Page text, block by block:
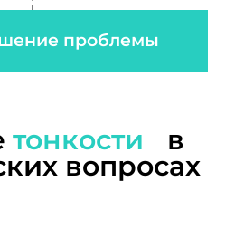
проблемы
тонкости в
вопросах